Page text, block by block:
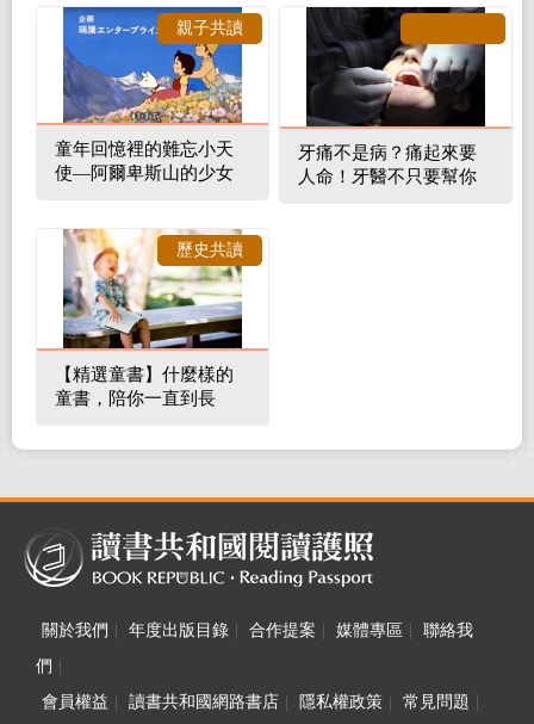
童年回憶裡的難忘小天
使—阿爾卑斯山的少女
親子共讀
牙痛不是病？痛起來要
人命！牙醫不只要幫你
【精選童書】什麼樣的
童書，陪你一直到長
歷史共讀
關於我們 年度出版目錄 合作提案 媒體專區
聯絡我
們
會員權益
讀書共和國網路書店 隱私權政策 常見問題